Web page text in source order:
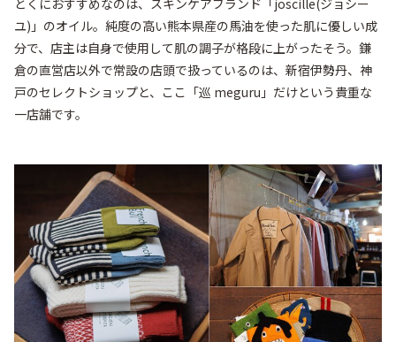
とくにおすすめなのは、スキンケアブランド「joscille(ジョシー
ユ)」のオイル。純度の高い熊本県産の馬油を使った肌に優しい成
分で、店主は自身で使用して肌の調子が格段に上がったそう。鎌
倉の直営店以外で常設の店頭で扱っているのは、新宿伊勢丹、神
戸のセレクトショップと、ここ「巡 meguru」だけという貴重な
一店舗です。